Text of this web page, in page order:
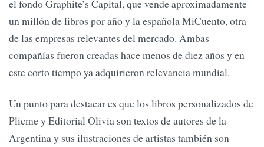
el fondo Graphite’s Capital, que vende aproximadamente
un millón de libros por año y la española MiCuento, otra
de las empresas relevantes del mercado. Ambas
compañías fueron creadas hace menos de diez años y en
este corto tiempo ya adquirieron relevancia mundial.
Un punto para destacar es que los libros personalizados de
Plicme y Editorial Olivia son textos de autores de la
Argentina y sus ilustraciones de artistas también son